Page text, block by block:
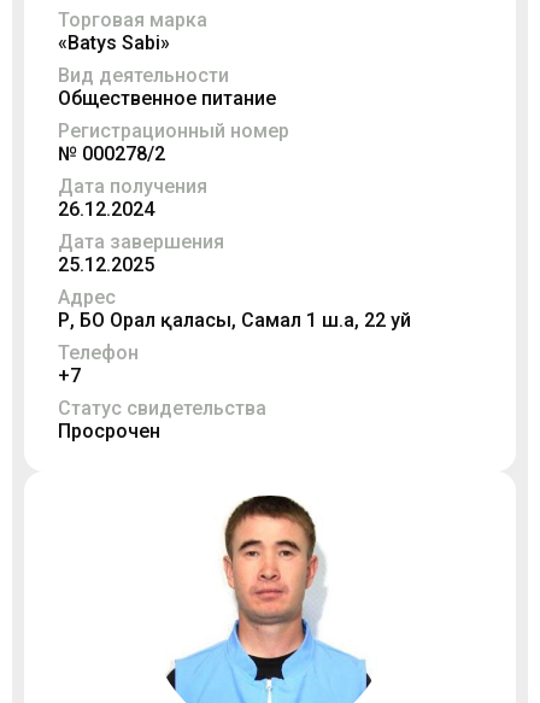
Торговая марка
«Batys Sabi»
Вид деятельности
Общественное питание
Регистрационный номер
№ 000278/2
Дата получения
26.12.2024
Дата завершения
25.12.2025
Адрес
ҚР, БҚО Орал қаласы, Самал 1 ш.а, 22 уй
Телефон
+7
Статус свидетельства
Просрочен